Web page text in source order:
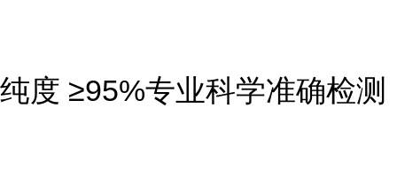
纯度 ≥95%专业科学准确检测